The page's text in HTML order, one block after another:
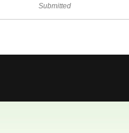
Submitted